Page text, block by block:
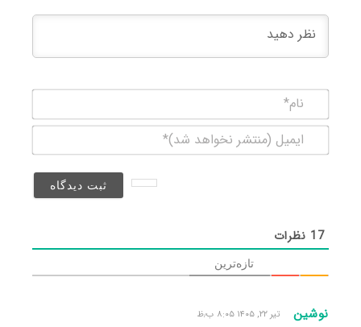
(منتشر
17 نظرات
تازه‌ترین
نوشین تیر ۲۲, ۱۴۰۵ ۸:۰۵ ب٫ظ